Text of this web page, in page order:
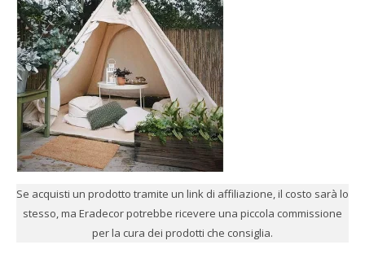
Se acquisti un prodotto tramite un link di affiliazione, il costo sarà lo
stesso, ma Eradecor potrebbe ricevere una piccola commissione
per la cura dei prodotti che consiglia.